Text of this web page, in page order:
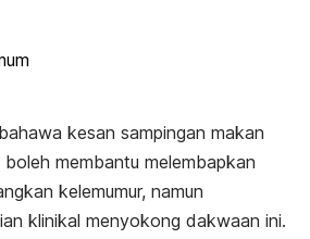
kesan sampingan makan
membantu melembapkan
kelemumur, namun
klinikal menyokong dakwaan ini.